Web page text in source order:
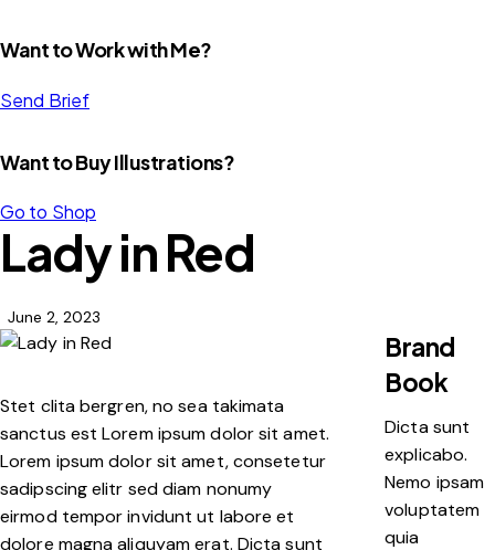
Want to Work with Me?
Send Brief
Want to Buy Illustrations?
Go to Shop
Lady in Red
June 2, 2023
Stet clita bergren, no sea takimata
sanctus est Lorem ipsum dolor sit amet.
Lorem ipsum dolor sit amet, consetetur
sadipscing elitr sed diam nonumy
eirmod tempor invidunt ut labore et
dolore magna aliquyam erat. Dicta sunt
Brand
Book
Dicta sunt
explicabo.
Nemo ipsam
voluptatem
quia